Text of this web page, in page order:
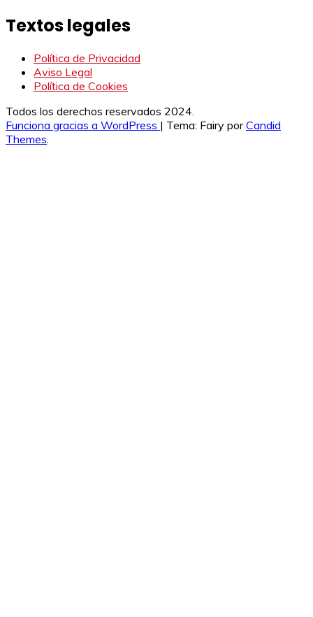
Textos legales
Política de Privacidad
Aviso Legal
Política de Cookies
Todos los derechos reservados 2024.
Funciona gracias a WordPress | Tema: Fairy porCandid
Themes.